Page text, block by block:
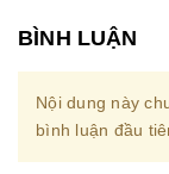
BÌNH LUẬN
Nội dung này
bình luận đầu